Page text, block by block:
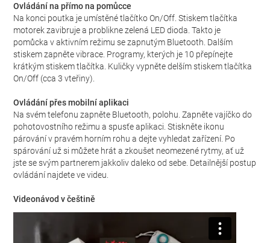
Ovládání na přímo na pomůcce
Na konci poutka je umístěné tlačítko On/Off. Stiskem tlačítka
motorek zavibruje a problikne zelená LED dioda. Takto je
pomůcka v aktivním režimu se zapnutým Bluetooth. Dalším
stiskem zapněte vibrace. Programy, kterých je 10 přepínejte
krátkým stiskem tlačítka. Kuličky vypněte delším stiskem tlačítka
On/Off (cca 3 vteřiny).
Ovládání přes mobilní aplikaci
Na svém telefonu zapněte Bluetooth, polohu. Zapněte vajíčko do
pohotovostního režimu a spusťe aplikaci. Stiskněte ikonu
párování v pravém horním rohu a dejte vyhledat zařízení. Po
spárování už si můžete hrát a zkoušet neomezené rytmy, ať už
jste se svým partnerem jakkoliv daleko od sebe. Detailnější postup
ovládání najdete ve videu.
Videonávod v češtině